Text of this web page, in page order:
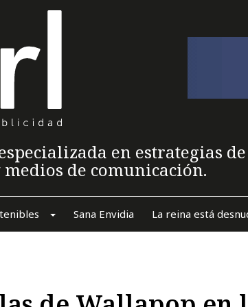
en estrategias
de comunicación.
Sana Envidia La reina está